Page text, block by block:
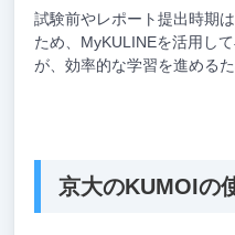
試験前やレポート提出時期
ため、MyKULINEを活用し
が、効率的な学習を進める
京大のKUMOIの